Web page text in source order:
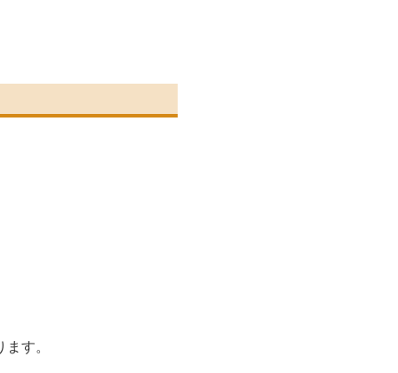
す。